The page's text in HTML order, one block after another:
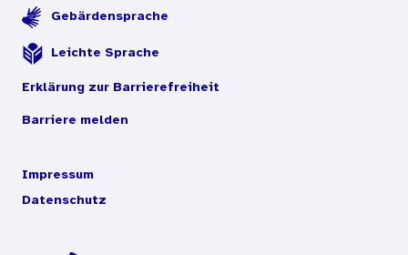
Gebärdensprache
Leichte Sprache
Erklärung zur Barrierefreiheit
Barriere melden
Impressum
Datenschutz